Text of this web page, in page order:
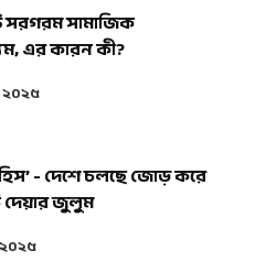
সরগরম সামাজিক
এর কারন কী?
- দেশে চলছে জোড় করে
দেয়ার জুলুম